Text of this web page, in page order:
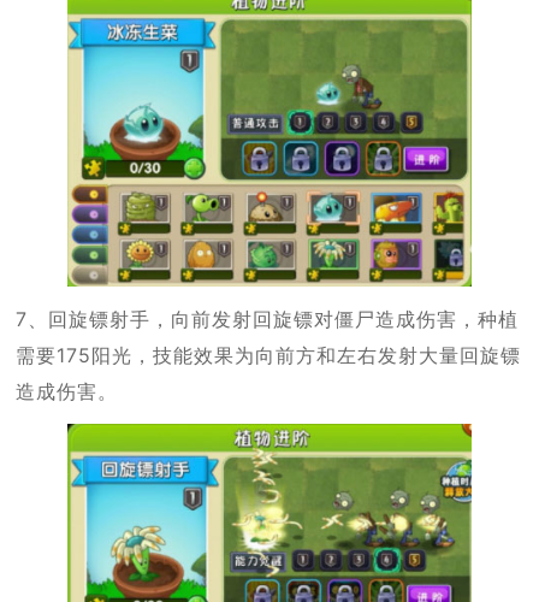
7、回旋镖射手，向前发射回旋镖对僵尸造成伤害，种植
需要175阳光，技能效果为向前方和左右发射大量回旋镖
造成伤害。